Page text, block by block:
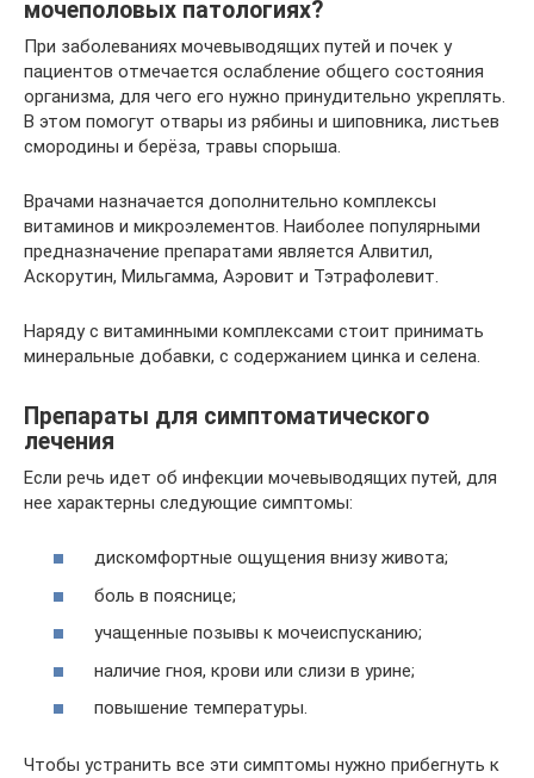
мочеполовых патологиях?
При заболеваниях мочевыводящих путей и почек у
пациентов отмечается ослабление общего состояния
организма, для чего его нужно принудительно укреплять.
В этом помогут отвары из рябины и шиповника, листьев
смородины и берёза, травы спорыша.
Врачами назначается дополнительно комплексы
витаминов и микроэлементов. Наиболее популярными
предназначение препаратами является Алвитил,
Аскорутин, Мильгамма, Аэровит и Тэтрафолевит.
Наряду с витаминными комплексами стоит принимать
минеральные добавки, с содержанием цинка и селена.
Препараты для симптоматического
лечения
Если речь идет об инфекции мочевыводящих путей, для
нее характерны следующие симптомы:
дискомфортные ощущения внизу живота;
боль в пояснице;
учащенные позывы к мочеиспусканию;
наличие гноя, крови или слизи в урине;
повышение температуры.
Чтобы устранить все эти симптомы нужно прибегнуть к